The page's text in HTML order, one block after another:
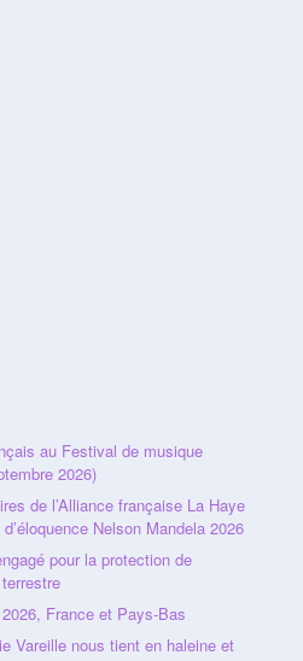
au Festival de musique
2026)
de l’Alliance française La Haye
Nelson Mandela 2026
pour la protection de
France et Pays-Bas
Vareille nous tient en haleine et